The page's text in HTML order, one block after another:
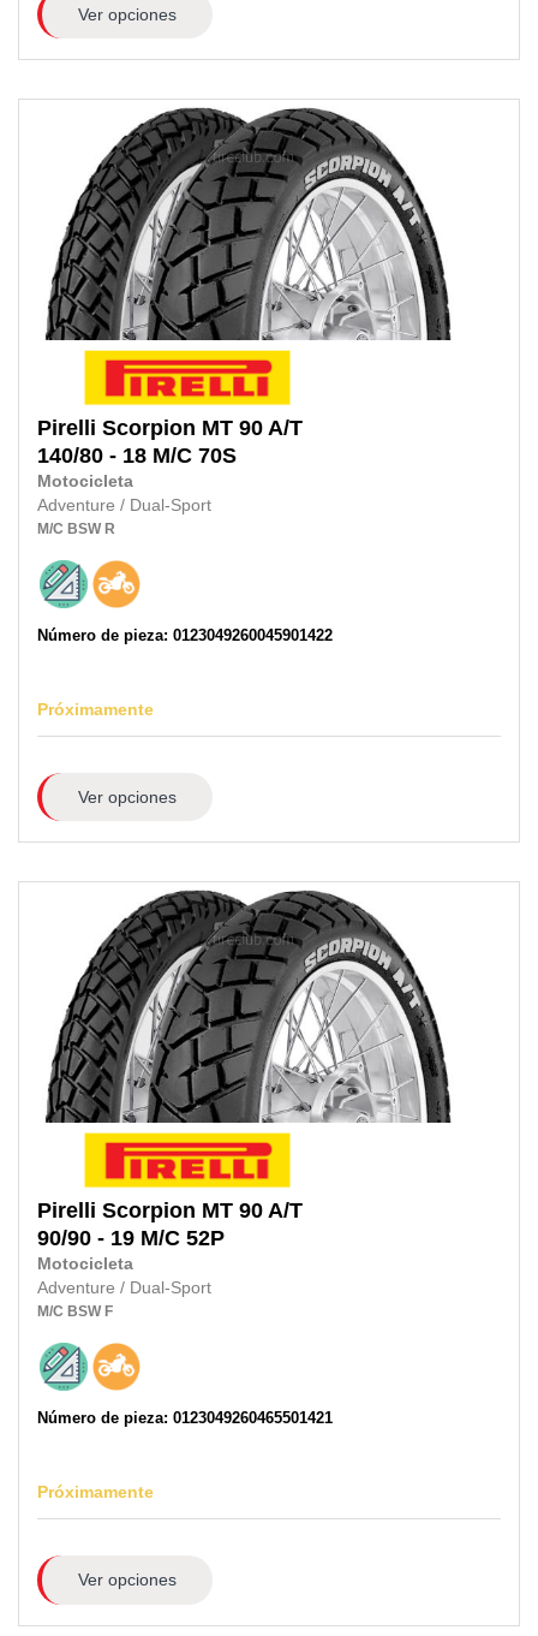
Ver opciones
Pirelli Scorpion MT 90 A/T
140/80 - 18 M/C 70S
Motocicleta
Adventure / Dual-Sport
M/C BSW R
Número de pieza: 0123049260045901422
Próximamente
Ver opciones
Pirelli Scorpion MT 90 A/T
90/90 - 19 M/C 52P
Motocicleta
Adventure / Dual-Sport
M/C BSW F
Número de pieza: 0123049260465501421
Próximamente
Ver opciones